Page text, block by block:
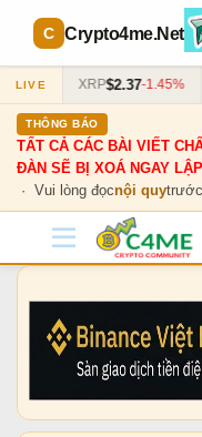
Crypto4me.Net
LIVE XRP$2.37-1.45%
THÔNG BÁO
TẤT CẢ CÁC BÀI VIẾT
ĐÀN SẼ BỊ XOÁ NGAY
· Vui lòng đọcnội quy